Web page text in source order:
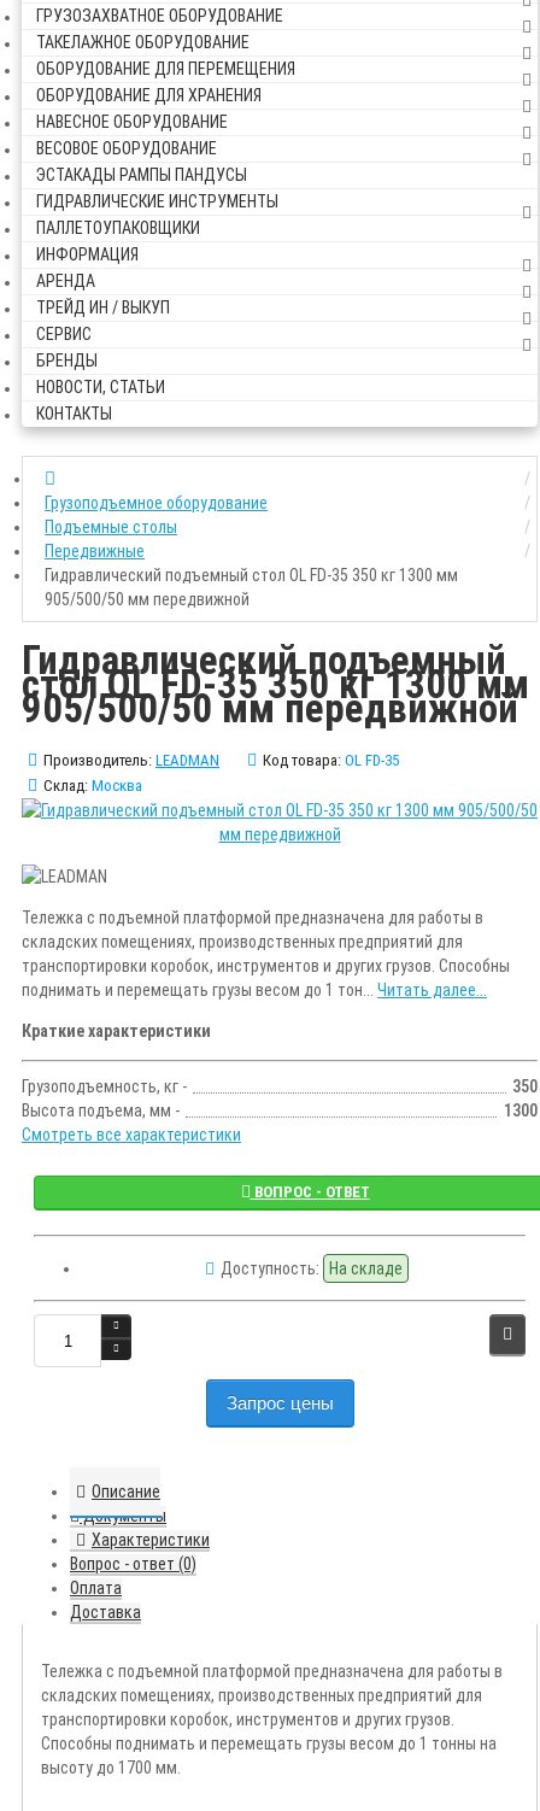
ГРУЗОЗАХВАТНОЕ ОБОРУДОВАНИЕ
ТАКЕЛАЖНОЕ ОБОРУДОВАНИЕ
ОБОРУДОВАНИЕ ДЛЯ ПЕРЕМЕЩЕНИЯ
ОБОРУДОВАНИЕ ДЛЯ ХРАНЕНИЯ
НАВЕСНОЕ ОБОРУДОВАНИЕ
ВЕСОВОЕ ОБОРУДОВАНИЕ
ЭСТАКАДЫ РАМПЫ ПАНДУСЫ
ГИДРАВЛИЧЕСКИЕ ИНСТРУМЕНТЫ
ПАЛЛЕТОУПАКОВЩИКИ
ИНФОРМАЦИЯ
АРЕНДА
ТРЕЙД ИН / ВЫКУП
СЕРВИС
БРЕНДЫ
НОВОСТИ, СТАТЬИ
КОНТАКТЫ
Грузоподъемное оборудование
Подъемные столы
Передвижные
Гидравлический подъемный стол OL FD-35 350 кг 1300 мм
905/500/50 мм передвижной
Гидравлический подъемный
стол OL FD-35 350 кг 1300 мм
905/500/50 мм передвижной
Производитель: LEADMAN Код товара: OL FD-35
Склад: Москва
Тележка с подъемной платформой предназначена для работы в
складских помещениях, производственных предприятий для
транспортировки коробок, инструментов и других грузов. Способны
поднимать и перемещать грузы весом до 1 тон... Читать далее...
Краткие характеристики
Грузоподъемность, кг -
350
Высота подъема, мм -
1300
Смотреть все характеристики
ВОПРОС - ОТВЕТ
Доступность: На складе
Запрос цены
Описание
Документы
Характеристики
Вопрос - ответ (0)
Оплата
Доставка
Тележка с подъемной платформой предназначена для работы в
складских помещениях, производственных предприятий для
транспортировки коробок, инструментов и других грузов.
Способны поднимать и перемещать грузы весом до 1 тонны на
высоту до 1700 мм.